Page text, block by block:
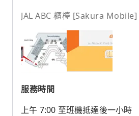
JAL ABC 櫃檯 [Sakura Mobile]
服務時間
上午 7:00 至班機抵達後一小時